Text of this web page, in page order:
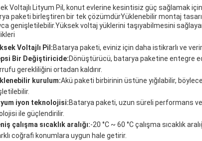
Voltajlı Lityum Pil, konut evlerine kesintisiz güç sağlamak
paketi birleştiren bir tek çözümdürYüklenebilir montaj
genişletilebilir.Yüksek voltaj yüklerini taşıyabilmesini
Voltajlı Pil:Batarya paketi, eviniz için daha istikrarlı ve
Bir Değiştiricide:Dönüştürücü, batarya paketine entegre
gerekliliğini ortadan kaldırır.
kurulum:Akü paketi birbirinin üstüne yığılabilir,
iyon teknolojisi:Batarya paketi, uzun süreli performans
ile güçlendirilir.
çalışma sıcaklık aralığı:-20 °C ~ 60 °C çalışma sıcaklık
coğrafi konumlara uygun hale getirir.